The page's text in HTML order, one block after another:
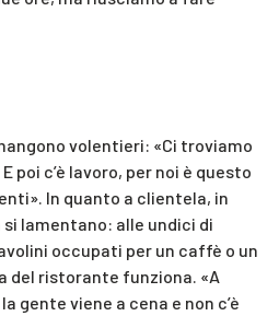
volentieri: «Ci troviamo
poi c’è lavoro, per noi è questo
In quanto a clientela, in
lamentano: alle undici di
occupati per un caffè o un
del ristorante funziona. «A
gente viene a cena e non c’è